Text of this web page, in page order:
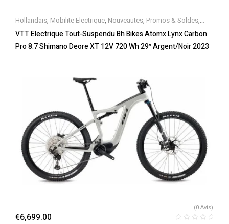
Hollandais, Mobilite Electrique, Nouveautes, Promos & Soldes,
Tout-Suspendus,Vélo électrique ville,Velos Electriques,VTT
Électriques
VTT Electrique Tout-Suspendu Bh Bikes Atomx Lynx Carbon
Pro 8.7 Shimano Deore XT 12V 720 Wh 29″ Argent/Noir 2023
€6,699.00
(0 Avis)